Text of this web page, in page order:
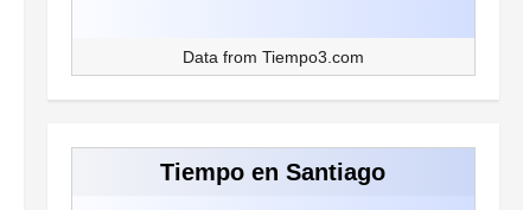
Data from Tiempo3.com
Tiempo en Santiago